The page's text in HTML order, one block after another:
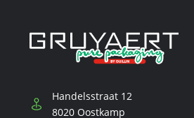
Handelsstraat 12
8020 Oostkamp